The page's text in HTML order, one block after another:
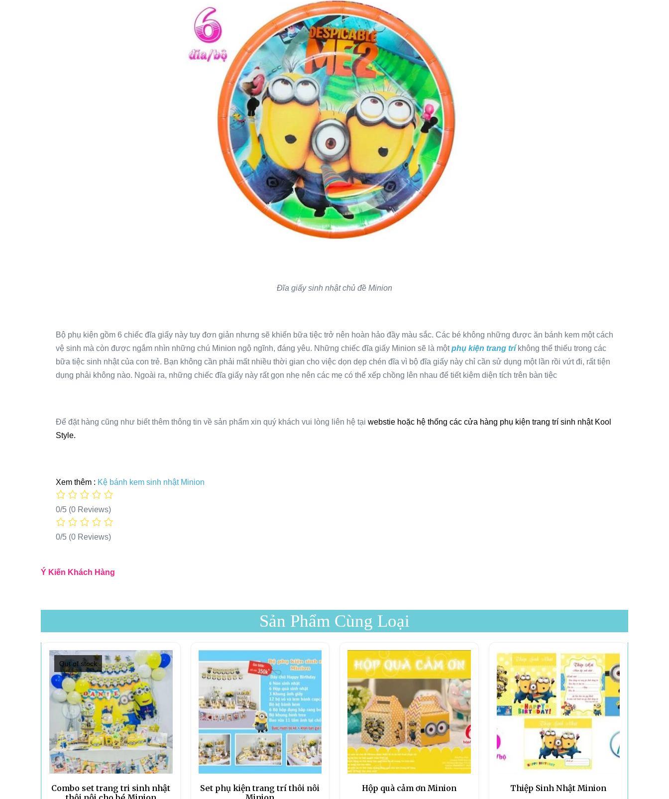
Đĩa giấy sinh nhật chủ đề Minion
Bộ phụ kiện gồm 6 chiếc đĩa giấy này tuy đơn giản nhưng sẽ khiến bữa tiệc trở nên hoàn hảo đầy màu sắc. Các bé không những được ăn bánh kem một cách
vệ sinh mà còn được ngắm nhìn những chú Minion ngộ ngĩnh, đáng yêu. Những chiếc đĩa giấy Minion sẽ là một phụ kiện trang trí không thể thiếu trong các
bữa tiệc sinh nhật của con trẻ. Bạn không cần phải mất nhiều thời gian cho việc dọn dẹp chén đĩa vì bộ đĩa giấy này chỉ cần sử dụng một lần rồi vứt đi, rất tiện
dụng phải không nào. Ngoài ra, những chiếc đĩa giấy này rất gọn nhẹ nên các mẹ có thể xếp chồng lên nhau để tiết kiệm diện tích trên bàn tiệc
Để đặt hàng cũng như biết thêm thông tin về sản phẩm xin quý khách vui lòng liên hệ tại webstie hoặc hệ thống các cửa hàng phụ kiện trang trí sinh nhật Kool
Style.
Xem thêm : Kệ bánh kem sinh nhật Minion
0/5 (0 Reviews)
0/5 (0 Reviews)
Ý Kiến Khách Hàng
Sản Phẩm Cùng Loại
Out of stock
Combo set trang tri sinh nhật
Set phụ kiện trang trí thôi nôi
Hộp quà cảm ơn Minion Thiệp Sinh Nhật Minion